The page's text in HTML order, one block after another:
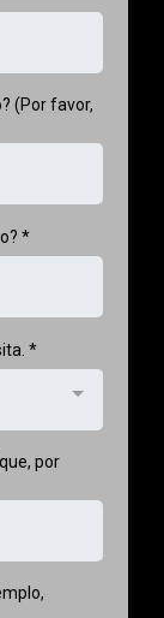
(Por favor,
*
*
por